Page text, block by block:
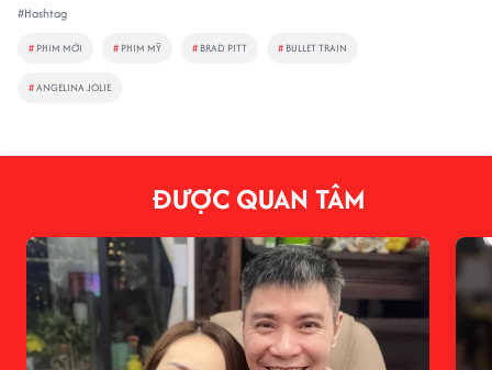
#Hashtag
# PHIM MỚI # PHIM MỸ # BRAD PITT # BULLET TRAIN
#ANGELINA JOLIE
ĐƯỢC QUAN TÂM